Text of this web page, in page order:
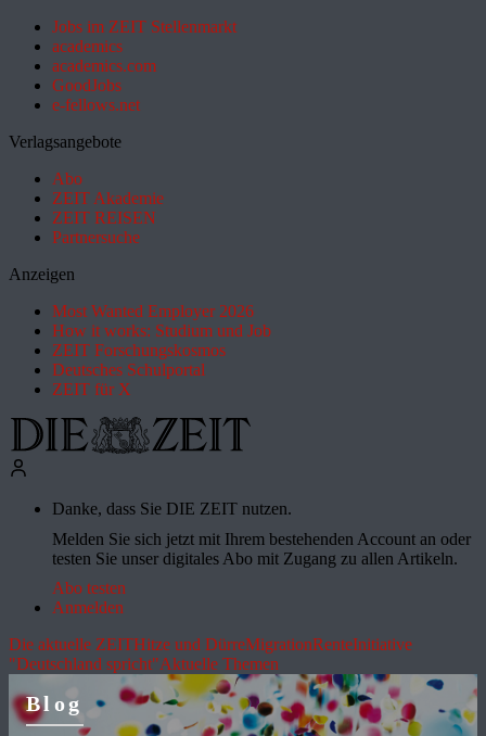
Jobs im ZEIT Stellenmarkt
academics
academics.com
GoodJobs
e-fellows.net
Verlagsangebote
Abo
ZEIT Akademie
ZEIT REISEN
Partnersuche
Anzeigen
Most Wanted Employer 2026
How it works: Studium und Job
ZEIT Forschungskosmos
Deutsches Schulportal
ZEIT für X
Danke, dass Sie DIE ZEIT nutzen.
Melden Sie sich jetzt mit Ihrem bestehenden Account an oder
testen Sie unser digitales Abo mit Zugang zu allen Artikeln.
Abo testen
Anmelden
Die aktuelle ZEITHitze und DürreMigrationRenteInitiative
"Deutschland spricht"Aktuelle Themen
Blog